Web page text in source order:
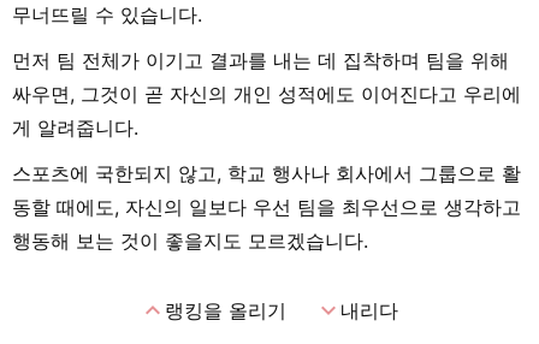
무너뜨릴 수 있습니다.
먼저 팀 전체가 이기고 결과를 내는 데 집착하며 팀을 위해
싸우면, 그것이 곧 자신의 개인 성적에도 이어진다고 우리에
게 알려줍니다.
스포츠에 국한되지 않고, 학교 행사나 회사에서 그룹으로 활
동할 때에도, 자신의 일보다 우선 팀을 최우선으로 생각하고
행동해 보는 것이 좋을지도 모르겠습니다.
expand_less랭킹을 올리기 expand_more내리다